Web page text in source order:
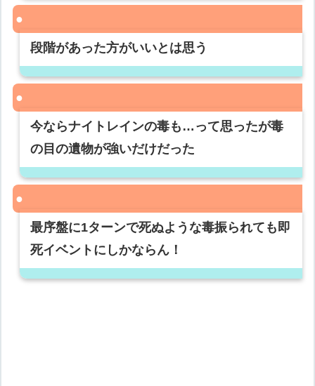
段階があった方がいいとは思う
今ならナイトレインの毒も…って思ったが毒
の目の遺物が強いだけだった
最序盤に1ターンで死ぬような毒振られても即
死イベントにしかならん！